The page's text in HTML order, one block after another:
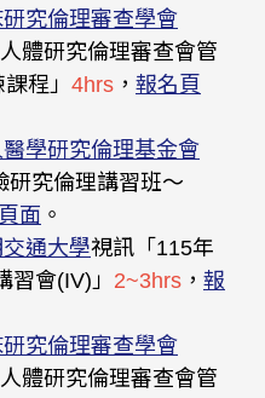
究倫理審查學會
體研究倫理審查會管
程」 4hrs ， 報名頁
學研究倫理基金會
研究倫理講習班〜
面 。
通大學視訊「115年
會(IV)」 2~3hrs ， 報
究倫理審查學會
體研究倫理審查會管